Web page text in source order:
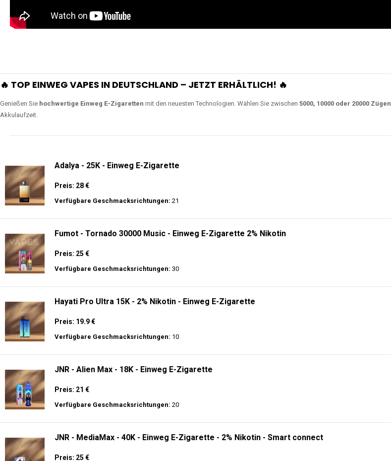
🔥 TOP EINWEG VAPES IN DEUTSCHLAND – JETZT ERHÄLTLICH! 🔥
Genießen Sie hochwertige Einweg E-Zigaretten mit den neuesten Technologien. Wählen Sie zwischen 5000, 10000 oder 20000 Zügen
Akkulaufzeit.
Adalya - 25K - Einweg E-Zigarette
Preis: 28 €
Verfügbare Geschmacksrichtungen: 21
Fumot - Tornado 30000 Music - Einweg E-Zigarette 2% Nikotin
Preis: 25 €
Verfügbare Geschmacksrichtungen: 30
Hayati Pro Ultra 15K - 2% Nikotin - Einweg E-Zigarette
Preis: 19.9 €
Verfügbare Geschmacksrichtungen: 10
JNR - Alien Max - 18K - Einweg E-Zigarette
Preis: 21 €
Verfügbare Geschmacksrichtungen: 20
JNR - MediaMax - 40K - Einweg E-Zigarette - 2% Nikotin - Smart connect
Preis: 25 €